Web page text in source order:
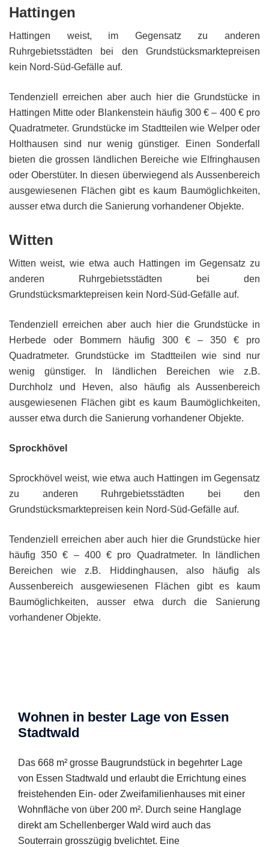
Hattingen
Hattingen weist, im Gegensatz zu anderen
Ruhrgebietsstädten bei den Grundstücksmarktepreisen
kein Nord-Süd-Gefälle auf.
Tendenziell erreichen aber auch hier die Grundstücke in
Hattingen Mitte oder Blankenstein häufig 300 € – 400 € pro
Quadratmeter. Grundstücke im Stadtteilen wie Welper oder
Holthausen sind nur wenig günstiger. Einen Sonderfall
bieten die grossen ländlichen Bereiche wie Elfringhausen
oder Oberstüter. In diesen überwiegend als Aussenbereich
ausgewiesenen Flächen gibt es kaum Baumöglichkeiten,
ausser etwa durch die Sanierung vorhandener Objekte.
Witten
Witten weist, wie etwa auch Hattingen im Gegensatz zu
anderen Ruhrgebietsstädten bei den
Grundstücksmarktepreisen kein Nord-Süd-Gefälle auf.
Tendenziell erreichen aber auch hier die Grundstücke in
Herbede oder Bommern häufig 300 € – 350 € pro
Quadratmeter. Grundstücke im Stadtteilen wie sind nur
wenig günstiger. In ländlichen Bereichen wie z.B.
Durchholz und Heven, also häufig als Aussenbereich
ausgewiesenen Flächen gibt es kaum Baumöglichkeiten,
ausser etwa durch die Sanierung vorhandener Objekte.
Sprockhövel
Sprockhövel weist, wie etwa auch Hattingen im Gegensatz
zu anderen Ruhrgebietsstädten bei den
Grundstücksmarktepreisen kein Nord-Süd-Gefälle auf.
Tendenziell erreichen aber auch hier die Grundstücke hier
häufig 350 € – 400 € pro Quadratmeter. In ländlichen
Bereichen wie z.B. Hiddinghausen, also häufig als
Aussenbereich ausgewiesenen Flächen gibt es kaum
Baumöglichkeiten, ausser etwa durch die Sanierung
vorhandener Objekte.
Wohnen in bester Lage von Essen
Stadtwald
Das 668 m² grosse Baugrundstück in begehrter Lage
von Essen Stadtwald und erlaubt die Errichtung eines
freistehenden Ein- oder Zweifamilienhauses mit einer
Wohnfläche von über 200 m². Durch seine Hanglage
direkt am Schellenberger Wald wird auch das
Souterrain grosszügig bvelichtet. Eine